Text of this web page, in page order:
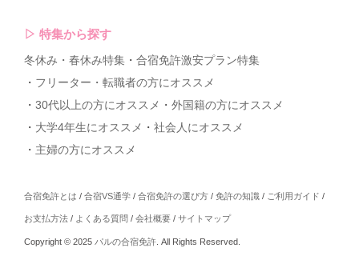
▷ 特集から探す
冬休み・春休み特集
合宿免許激安プラン特集
フリーター・転職者の方にオススメ
30代以上の方にオススメ
外国籍の方にオススメ
大学4年生にオススメ
社会人にオススメ
主婦の方にオススメ
合宿免許とは / 合宿VS通学 / 合宿免許の選び方 / 免許の知識 / ご利用ガイド /
お支払方法 / よくある質問 / 会社概要 / サイトマップ
Copyright © 2025 パルの合宿免許 . All Rights Reserved.